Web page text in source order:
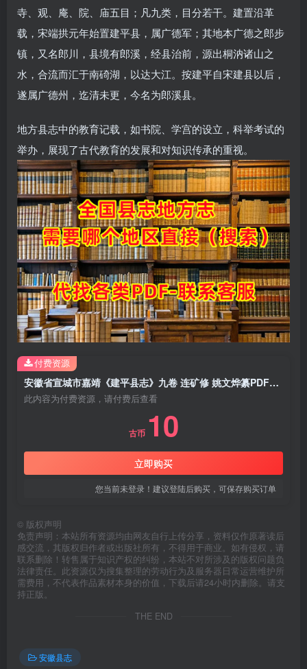
寺、观、庵、院、庙五目；凡九类，目分若干。建置沿革
载，宋端拱元年始置建平县，属广德军；其地本广德之郎步
镇，又名郎川，县境有郎溪，经县治前，源出桐汭诸山之
水，合流而汇于南碕湖，以达大江。按建平自宋建县以后，
遂属广德州，迄清未更，今名为郎溪县。
地方县志中的教育记载，如书院、学宫的设立，科举考试的
举办，展现了古代教育的发展和对知识传承的重视。
安徽省宣城市嘉靖《建平县志》九卷 连矿修 姚文烨纂PDF电子版地方志下载
此内容为付费资源，请付费后查看
古币 10
立即购买
您当前未登录！建议登陆后购买，可保存购买订单
付费资源
© 版权声明
免责声明：本站所有资源均由网友自行上传分享，资料仅作原著读后
感交流，其版权归作者或出版社所有，不得用于商业。如有侵权，请
联系删除！转售属于知识产权的纠纷，本站不对所涉及的版权问题负
法律责任。此资源仅为搜集整理的劳动行为及服务器日常运营维护所
需费用，不代表作品素材本身的价值，下载后请24小时内删除。请支
持正版。
THE END
安徽县志